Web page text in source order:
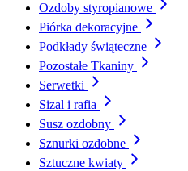
Ozdoby styropianowe
Piórka dekoracyjne
Podkłady świąteczne
Pozostałe Tkaniny
Serwetki
Sizal i rafia
Susz ozdobny
Sznurki ozdobne
Sztuczne kwiaty